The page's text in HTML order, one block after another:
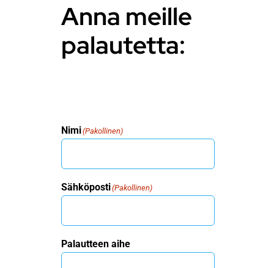
Anna meille
palautetta:
Nimi(Pakollinen)
Sähköposti(Pakollinen)
Palautteen aihe